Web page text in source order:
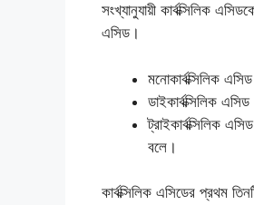
সংখ্যানুযায়ী কার্বক্সিলিক
এসিড।
মনোকার্বক্সিলিক
ডাইকার্বক্সিলিক
ট্রাইকার্বক্সিলিক
বলে।
কার্বক্সিলিক এসিডের প্রথম